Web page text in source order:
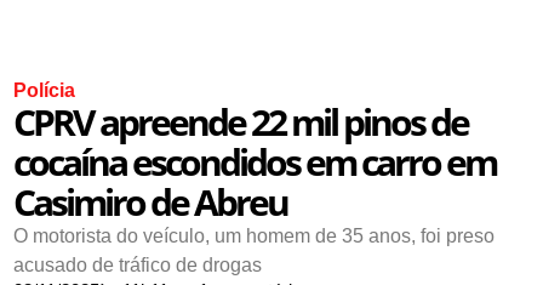
Polícia
CPRV apreende 22 mil pinos de
cocaína escondidos em carro em
Casimiro de Abreu
O motorista do veículo, um homem de 35 anos, foi preso
acusado de tráfico de drogas